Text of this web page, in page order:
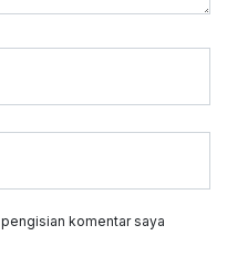
komentar saya